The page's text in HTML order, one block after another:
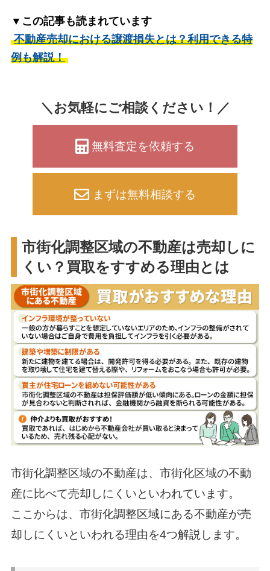
▼この記事も読まれています
不動産売却における譲渡損失とは？利用できる特
例も解説！
＼お気軽にご相談ください！／
無料査定を依頼する
まずは無料相談する
市街化調整区域の不動産は売却しに
くい？買取をすすめる理由とは
市街化調整区域の不動産は、市街化区域の不動
産に比べて売却しにくいといわれています。
ここからは、市街化調整区域にある不動産が売
却しにくいといわれる理由を4つ解説します。